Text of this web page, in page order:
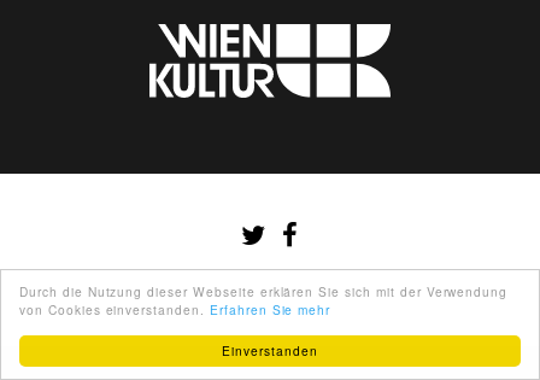
Einverstanden
Durch die Nutzung dieser Webseite erklären Sie sich mit der Verwendung
von Cookies einverstanden. Erfahren Sie mehr